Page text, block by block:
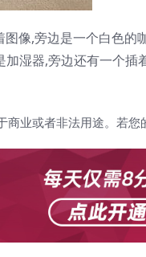
像,旁边是一个白色的
湿器,旁边还有一个插
业或者非法用途。若您